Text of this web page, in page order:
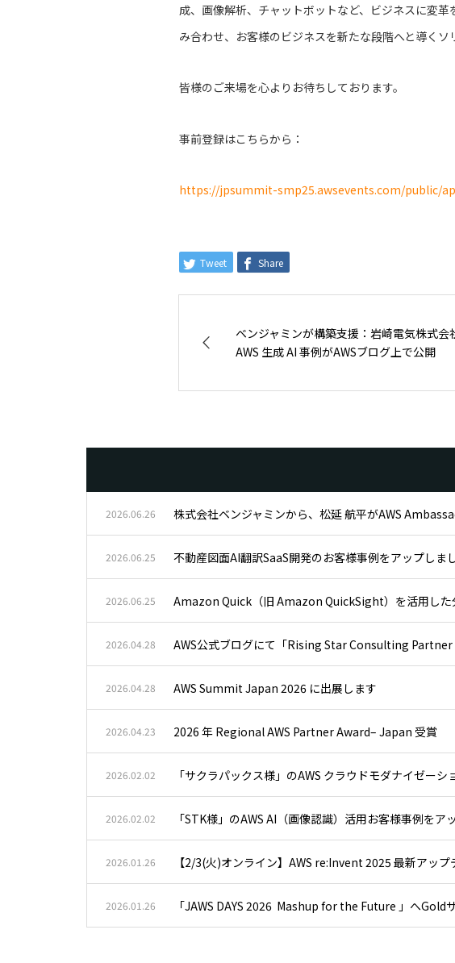
成、画像解析、チャットボットなど、ビジネスに変
み合わせ、お客様のビジネスを新たな段階へと導く
皆様のご来場を心よりお待ちしております。
事前登録はこちらから：
https://jpsummit-smp25.awsevents.com/public/
Tweet Share
ベンジャミンが構築支援：岩崎電気株式会
AWS 生成 AI 事例がAWSブログ上で公開
2026.06.26 株式会社ベンジャミンから、松延 航平がAWS
2026.06.25 不動産図面AI翻訳SaaS開発のお客様事例をアップしまし
2026.06.25 Amazon Quick（旧 Amazon QuickSight）を活用した
2026.04.28 AWS公式ブログにて「Rising Star Consulting
2026.04.28 AWS Summit Japan 2026 に出展します
2026.04.23 2026 年 Regional AWS Partner Award– Japan 受賞
2026.02.02 「サクラパックス様」のAWS クラウドモダナイゼーシ
2026.02.02 「STK様」のAWS AI（画像認識）活用お客様事例をア
2026.01.26 【2/3(火)オンライン】AWS re:Invent 2025 最新アッ
2026.01.26 「JAWS DAYS 2026 Mashup for the Future 」へGold